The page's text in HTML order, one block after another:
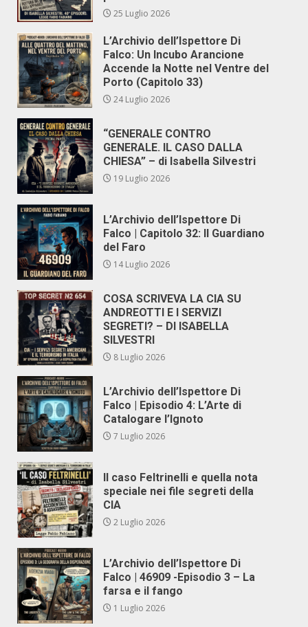
25 Luglio 2026
L’Archivio dell’Ispettore Di
Falco: Un Incubo Arancione
Accende la Notte nel Ventre del
Porto (Capitolo 33)
24 Luglio 2026
“GENERALE CONTRO
GENERALE. IL CASO DALLA
CHIESA” – di Isabella Silvestri
19 Luglio 2026
L’Archivio dell’Ispettore Di
Falco | Capitolo 32: Il Guardiano
del Faro
14 Luglio 2026
COSA SCRIVEVA LA CIA SU
ANDREOTTI E I SERVIZI
SEGRETI? – DI ISABELLA
SILVESTRI
8 Luglio 2026
L’Archivio dell’Ispettore Di
Falco | Episodio 4: L’Arte di
Catalogare l’Ignoto
7 Luglio 2026
Il caso Feltrinelli e quella nota
speciale nei file segreti della
CIA
2 Luglio 2026
L’Archivio dell’Ispettore Di
Falco | 46909 -Episodio 3 – La
farsa e il fango
1 Luglio 2026